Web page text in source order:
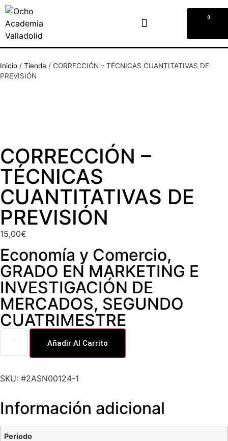
0
Inicio / Tienda / CORRECCIÓN – TÉCNICAS CUANTITATIVAS DE
PREVISIÓN
CORRECCIÓN –
TÉCNICAS
CUANTITATIVAS DE
PREVISIÓN
15,00€
Economía y Comercio,
GRADO EN MARKETING E
INVESTIGACIÓN DE
MERCADOS, SEGUNDO
CUATRIMESTRE
Añadir Al Carrito
SKU: #2ASN00124-1
Información adicional
Periodo